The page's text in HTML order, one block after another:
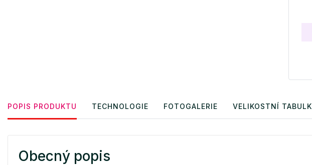
POPIS PRODUKTU TECHNOLOGIE FOTOGALERIE VELIKOSTNÍ
Obecný popis